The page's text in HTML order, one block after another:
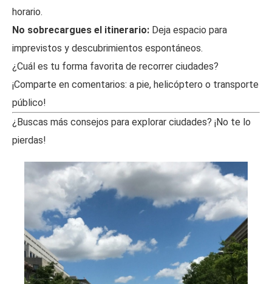
horario.
No sobrecargues el itinerario: Deja espacio para
imprevistos y descubrimientos espontáneos.
¿Cuál es tu forma favorita de recorrer ciudades?
¡Comparte en comentarios: a pie, helicóptero o transporte
público!
¿Buscas más consejos para explorar ciudades? ¡No te lo
pierdas!